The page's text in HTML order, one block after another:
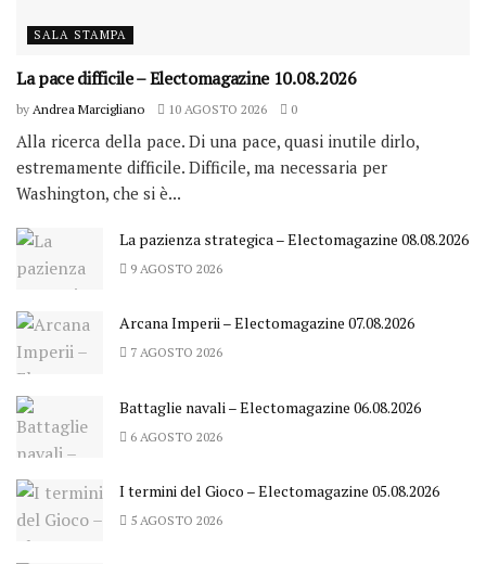
SALA STAMPA
La pace difficile – Electomagazine 10.08.2026
by Andrea Marcigliano 10 AGOSTO 2026 0
Alla ricerca della pace. Di una pace, quasi inutile dirlo,
estremamente difficile. Difficile, ma necessaria per
Washington, che si è...
La pazienza strategica – Electomagazine 08.08.2026
9 AGOSTO 2026
Arcana Imperii – Electomagazine 07.08.2026
7 AGOSTO 2026
Battaglie navali – Electomagazine 06.08.2026
6 AGOSTO 2026
I termini del Gioco – Electomagazine 05.08.2026
5 AGOSTO 2026